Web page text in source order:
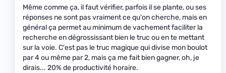
Même comme ça, il faut vérifier, parfois il se plante, ou ses
réponses ne sont pas vraiment ce qu'on cherche, mais en
général ça permet au minimum de vachement faciliter la
recherche en dégrossissant bien le truc ou en te mettant
sur la voie. C'est pas le truc magique qui divise mon boulot
par 4 ou même par 2, mais ça me fait bien gagner, oh, je
dirais... 20% de productivité horaire.